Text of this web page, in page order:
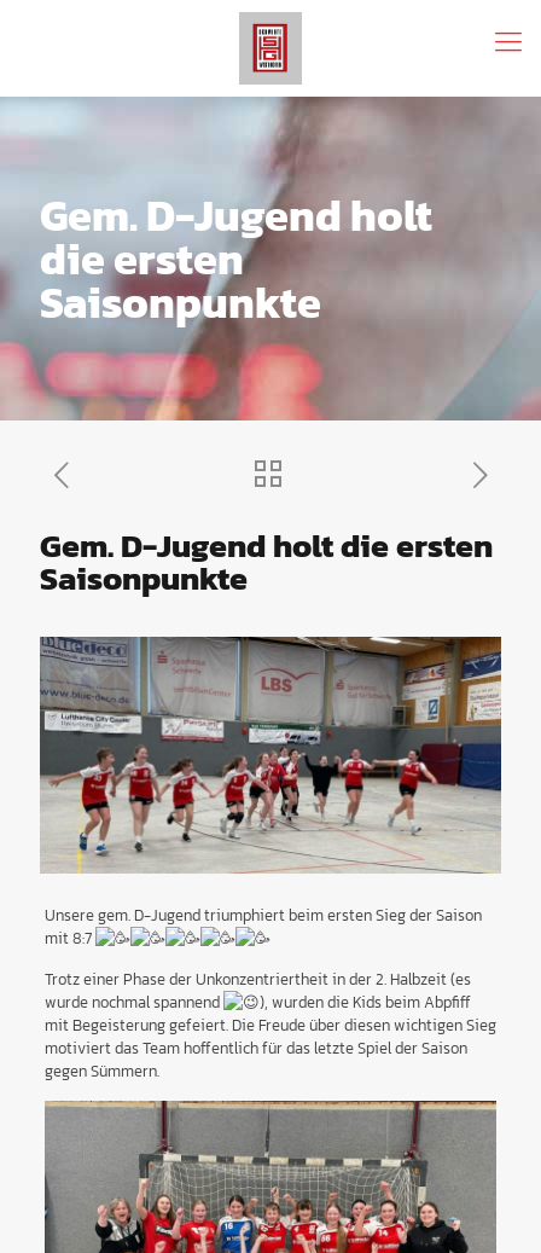
Gem. D-Jugend holt
die ersten
Saisonpunkte
Gem. D-Jugend holt die ersten
Saisonpunkte
Unsere gem. D-Jugend triumphiert beim ersten Sieg der Saison
mit 8:7
Trotz einer Phase der Unkonzentriertheit in der 2. Halbzeit (es
wurde nochmal spannend
), wurden die Kids beim Abpfiff
mit Begeisterung gefeiert. Die Freude über diesen wichtigen Sieg
motiviert das Team hoffentlich für das letzte Spiel der Saison
gegen Sümmern.